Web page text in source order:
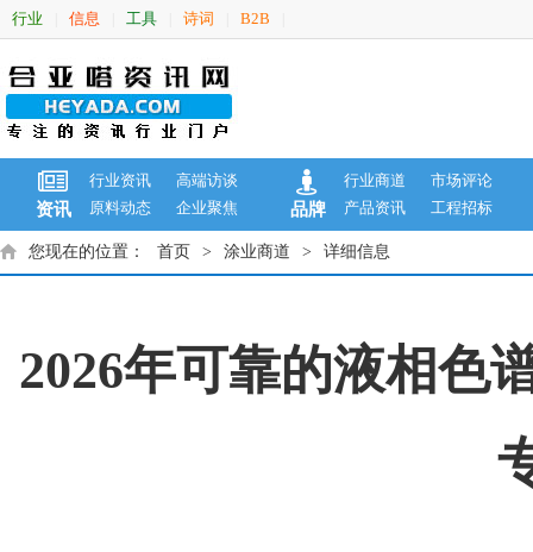
行业 信息 工具 诗词 B2B
资讯
行业资讯
高端访谈
原料动态
企业聚焦 品牌
行业商道
市场评论
产品资讯
工程招标
您现在的位置： 首页 > 涂业商道 > 详细信息
2026年可靠的液相色